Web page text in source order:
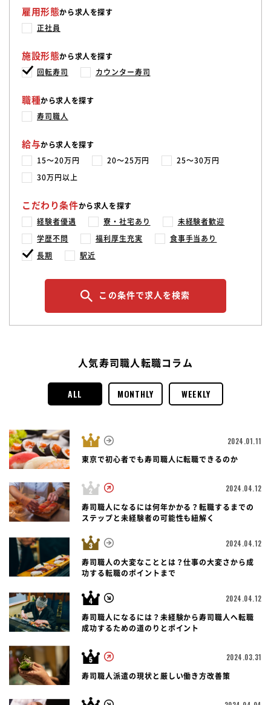
雇用形態から求人を探す
正社員
施設形態から求人を探す
回転寿司 カウンター寿司
職種から求人を探す
寿司職人
給与から求人を探す
15〜20万円 20〜25万円 25〜30万円
30万円以上
こだわり条件から求人を探す
経験者優遇 寮・社宅あり 未経験者歓迎
学歴不問 福利厚生充実 食事手当あり
長期 駅近
この条件で求人を検索
人気寿司職人転職コラム
ALL MONTHLY WEEKLY
2024.01.11
東京で初心者でも寿司職人に転職できるのか
2024.04.12
寿司職人になるには何年かかる？転職するまでの
ステップと未経験者の可能性も紐解く
2024.04.12
寿司職人の大変なこととは？仕事の大変さから成
功する転職のポイントまで
2024.04.12
寿司職人になるには？未経験から寿司職人へ転職
成功するための道のりとポイント
2024.03.31
寿司職人派遣の現状と厳しい働き方改善策